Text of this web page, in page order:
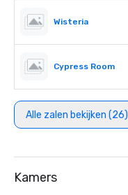
Wisteria
Cypress Room
Alle zalen bekijken (26)
Kamers